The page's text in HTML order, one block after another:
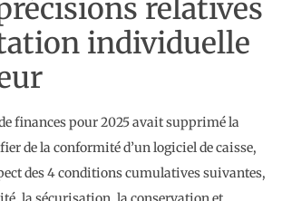
relatives
individuelle
finances pour 2025 avait supprimé la
de la conformité d’un logiciel de caisse,
des 4 conditions cumulatives suivantes,